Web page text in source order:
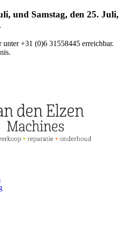
und Samstag, den 25. Juli,
+31 (0)6 31558445 erreichbar.